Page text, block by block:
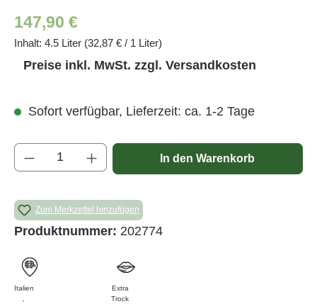
Regulärer Preis:
147,90 €
Inhalt: 4.5 Liter (32,87 € / 1 Liter)
Preise inkl. MwSt. zzgl. Versandkosten
Sofort verfügbar, Lieferzeit: ca. 1-2 Tage
Produkt Anzahl: Gib den gewünschten
In den Warenkorb
Zum Merkzettel hinzufügen
Produktnummer: 202774
Italien
Extra
Trock